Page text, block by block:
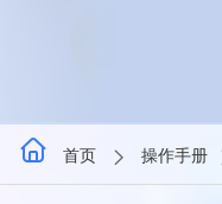
首页 操作手册